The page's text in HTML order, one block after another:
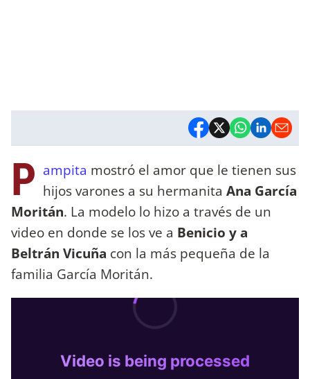
P ampita mostró el amor que le tienen sus
hijos varones a su hermanita Ana García
Moritán. La modelo lo hizo a través de un
video en donde se los ve a Benicio y a
Beltrán Vicuña con la más pequeña de la
familia García Moritán.